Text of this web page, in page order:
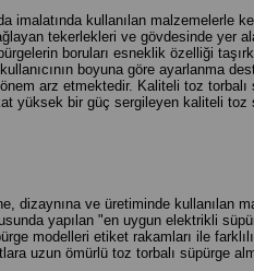
imalatında kullanılan malzemelerle
tekerlekleri ve gövdesinde yer
boruları esneklik özelliği
boyuna göre ayarlanma
arz etmektedir. Kaliteli toz
yüksek bir güç sergileyen kaliteli
dizaynına ve üretiminde kullanılan
yapılan "en uygun elektrikli
modelleri etiket rakamları ile
uzun ömürlü toz torbalı süpürge